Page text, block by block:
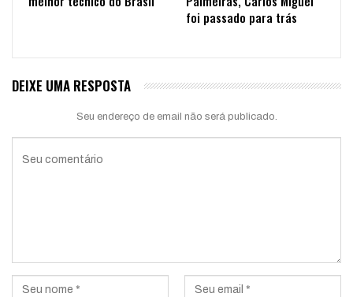
foi passado para trás
DEIXE UMA RESPOSTA
Seu endereço de email não será publicado.